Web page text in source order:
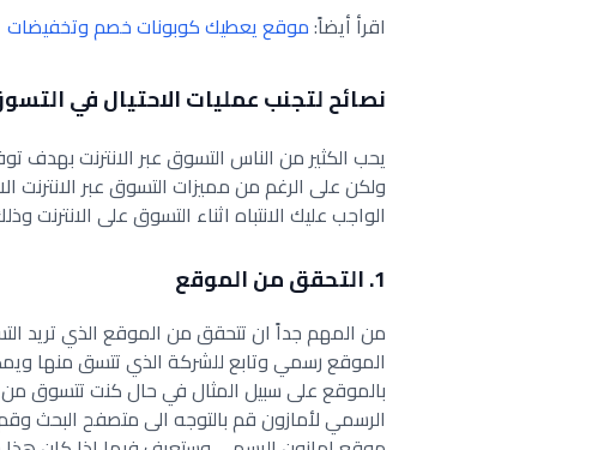
اقرأ أيضاً:موقع يعطيك كوبونات خصم وتخفيضات
نصائح لتجنب عمليات الاحتيال في
يحب الكثير من الناس التسوق عبر الانترنت بهدف
ولكن على الرغم من مميزات التسوق عبر الانترنت
الواجب عليك الانتباه اثناء التسوق على الانترنت
1. التحقق من الموقع
من المهم جداً ان تتحقق من الموقع الذي تريد
الموقع رسمي وتابع للشركة الذي تتسق منها
بالموقع على سبيل المثال في حال كنت تتسوق